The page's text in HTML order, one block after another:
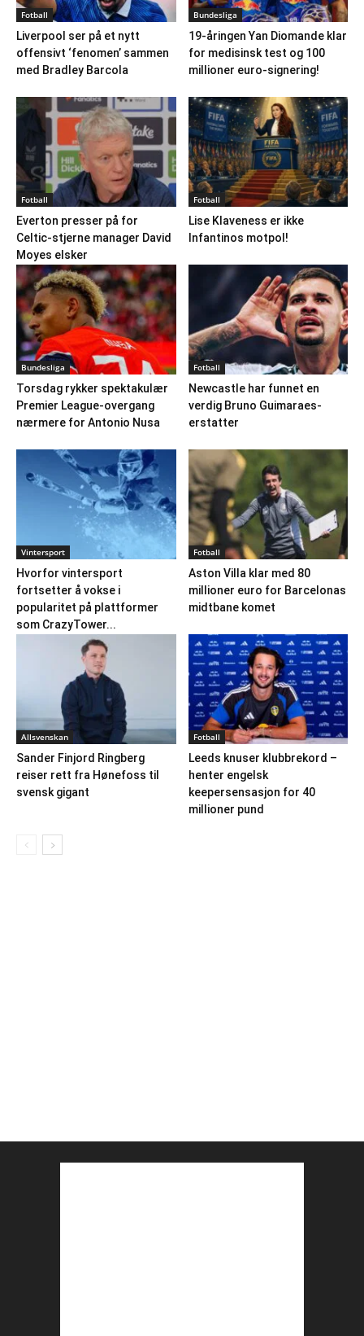
Fotball
Liverpool ser på et nytt
offensivt ‘fenomen’ sammen
med Bradley Barcola
Bundesliga
19-åringen Yan Diomande klar
for medisinsk test og 100
millioner euro-signering!
Fotball
Everton presser på for
Celtic-stjerne manager David
Moyes elsker
Fotball
Lise Klaveness er ikke
Infantinos motpol!
Bundesliga
Torsdag rykker spektakulær
Premier League-overgang
nærmere for Antonio Nusa
Fotball
Newcastle har funnet en
verdig Bruno Guimaraes-
erstatter
Vintersport
Hvorfor vintersport
fortsetter å vokse i
popularitet på plattformer
som CrazyTower...
Fotball
Aston Villa klar med 80
millioner euro for Barcelonas
midtbane komet
Allsvenskan
Sander Finjord Ringberg
reiser rett fra Hønefoss til
svensk gigant
Fotball
Leeds knuser klubbrekord –
henter engelsk
keepersensasjon for 40
millioner pund